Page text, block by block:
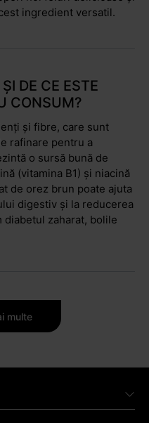
decât cel cu bob
ingredient versatil.
DE CE ESTE
CONSUM?
și fibre, care sunt
rafinare pentru a
o sursă bună de
(vitamina B1) și niacină
de orez brun poate ajuta
digestiv și la reducerea
zaharat, bolile
multe